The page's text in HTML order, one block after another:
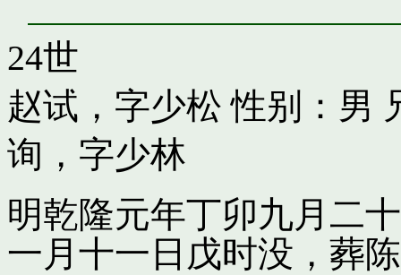
24世
赵试，字少松 性别：男
询，字少林
明乾隆元年丁卯九月二
一月十一日戊时没，葬